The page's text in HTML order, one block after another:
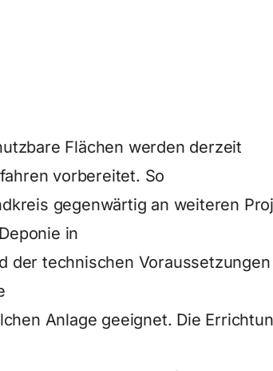
Flächen werden derzeit
vorbereitet. So
gegenwärtig an weiteren
in
der technischen
Anlage geeignet. Die